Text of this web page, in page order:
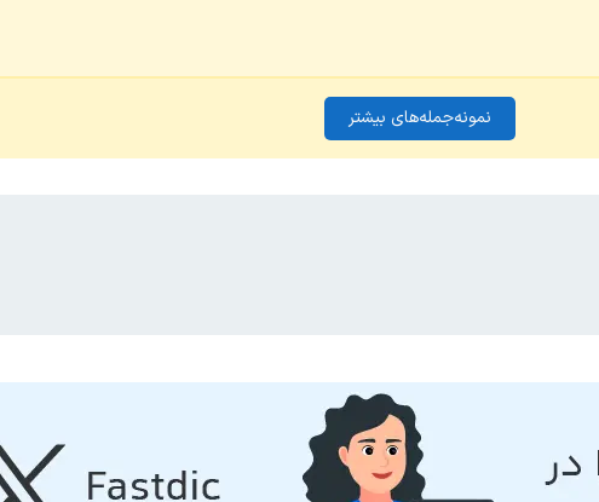
نمونه‌جمله‌های بیشتر